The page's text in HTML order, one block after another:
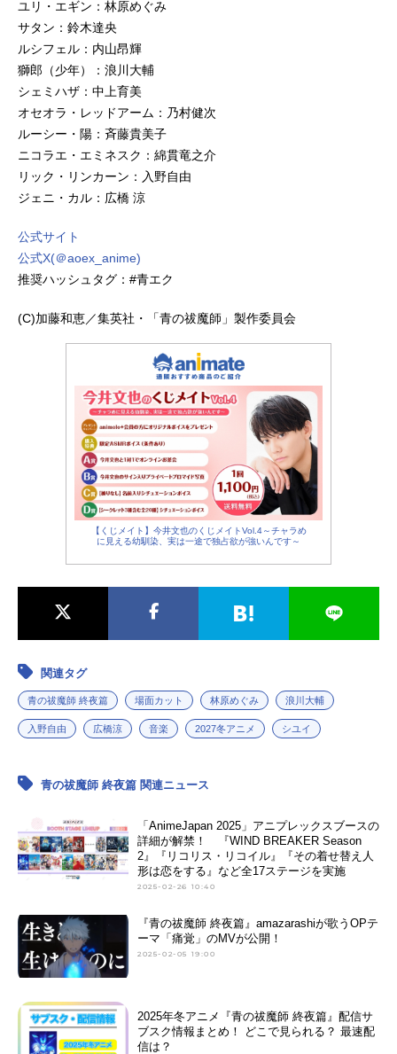
ユリ・エギン：林原めぐみ
サタン：鈴木達央
ルシフェル：内山昂輝
獅郎（少年）：浪川大輔
シェミハザ：中上育美
オセオラ・レッドアーム：乃村健次
ルーシー・陽：斉藤貴美子
ニコラエ・エミネスク：綿貫竜之介
リック・リンカーン：入野自由
ジェニ・カル：広橋 涼
公式サイト
公式X(＠aoex_anime)
推奨ハッシュタグ：#青エク
(C)加藤和恵／集英社・「青の祓魔師」製作委員会
【くじメイト】今井文也のくじメイトVol.4～チャラめ
に見える幼馴染、実は一途で独占欲が強いんです～
関連タグ
青の祓魔師 終夜篇 場面カット 林原めぐみ 浪川大輔
入野自由 広橋涼 音楽 2027冬アニメ シユイ
青の祓魔師 終夜篇 関連ニュース
「AnimeJapan 2025」アニプレックスブースの
詳細が解禁！ 『WIND BREAKER Season
2』『リコリス・リコイル』『その着せ替え人
形は恋をする』など全17ステージを実施
2025-02-26 10:40
『青の祓魔師 終夜篇』amazarashiが歌うOPテ
ーマ「痛覚」のMVが公開！
2025-02-05 19:00
2025年冬アニメ『青の祓魔師 終夜篇』配信サ
ブスク情報まとめ！ どこで見られる？ 最速配
信は？